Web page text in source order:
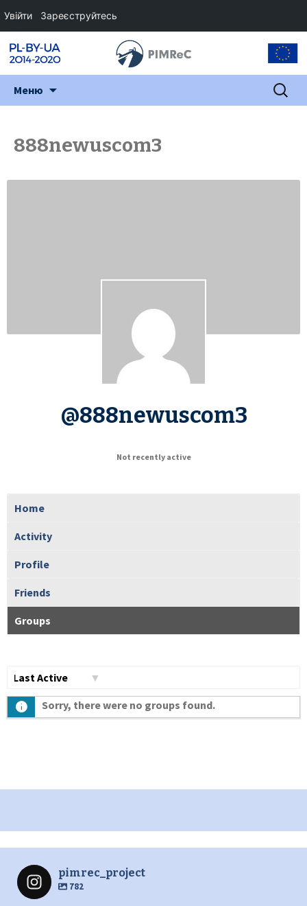
Меню Пошук:
888newuscom3
@888newuscom3
Not recently active
Home
Activity
Profile
Friends
Groups
по:
Sorry, there were no groups found.
pimrec_project
782
Увійти Зареєструйтесь